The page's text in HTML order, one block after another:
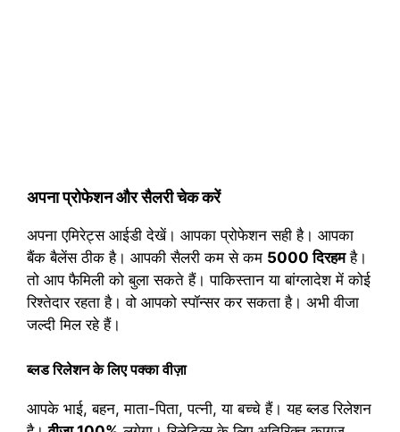
अपना प्रोफेशन और सैलरी चेक करें
अपना एमिरेट्स आईडी देखें। आपका प्रोफेशन सही है। आपका
बैंक बैलेंस ठीक है। आपकी सैलरी कम से कम 5000 दिरहमहै।
तो आप फैमिली को बुला सकते हैं। पाकिस्तान या बांग्लादेश में कोई
रिश्तेदार रहता है। वो आपको स्पॉन्सर कर सकता है। अभी वीजा
जल्दी मिल रहे हैं।
ब्लड रिलेशन के लिए पक्का वीज़ा
आपके भाई, बहन, माता-पिता, पत्नी, या बच्चे हैं। यह ब्लड रिलेशन